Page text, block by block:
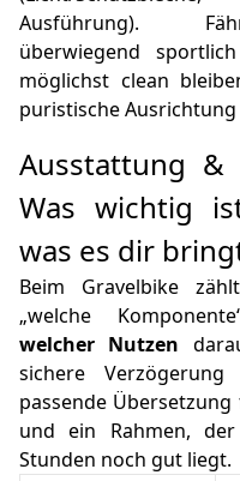
Ausführung).
überwiegend
möglichst clean
puristische Ausrichtung
Ausstattung &
Was wichtig
was es dir
Beim Gravelbike
„welche
welcher Nutzen
sichere
passende
und ein Rahmen,
Stunden noch gut liegt.